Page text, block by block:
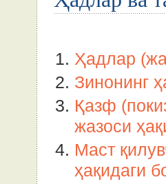
Ҳадлар
Зинонинг
Қазф
жазоси
Маст
ҳақидаги